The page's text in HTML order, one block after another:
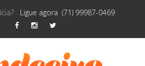
Ligue agora (71) 99987-0469